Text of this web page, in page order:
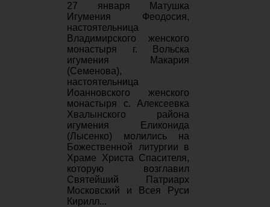
27 января Матушка
Игумения Феодосия,
настоятельница
Владимирского женского
монастыря г. Вольска
игумения Макария
(Семенова),
настоятельница
Иоанновского женского
монастыря с. Алексеевка
Хвалынского района
игумения Еликонида
(Лысенко) молились на
Божественной литургии в
Храме Христа Спасителя,
которую возглавил
Святейший Патриарх
Московский и Всея Руси
Кирилл...